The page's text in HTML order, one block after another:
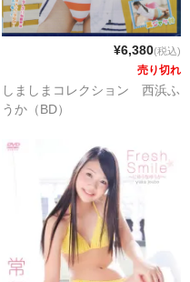
¥6,380(税込)
売り切れ
しましまコレクション 西浜ふ
うか（BD）